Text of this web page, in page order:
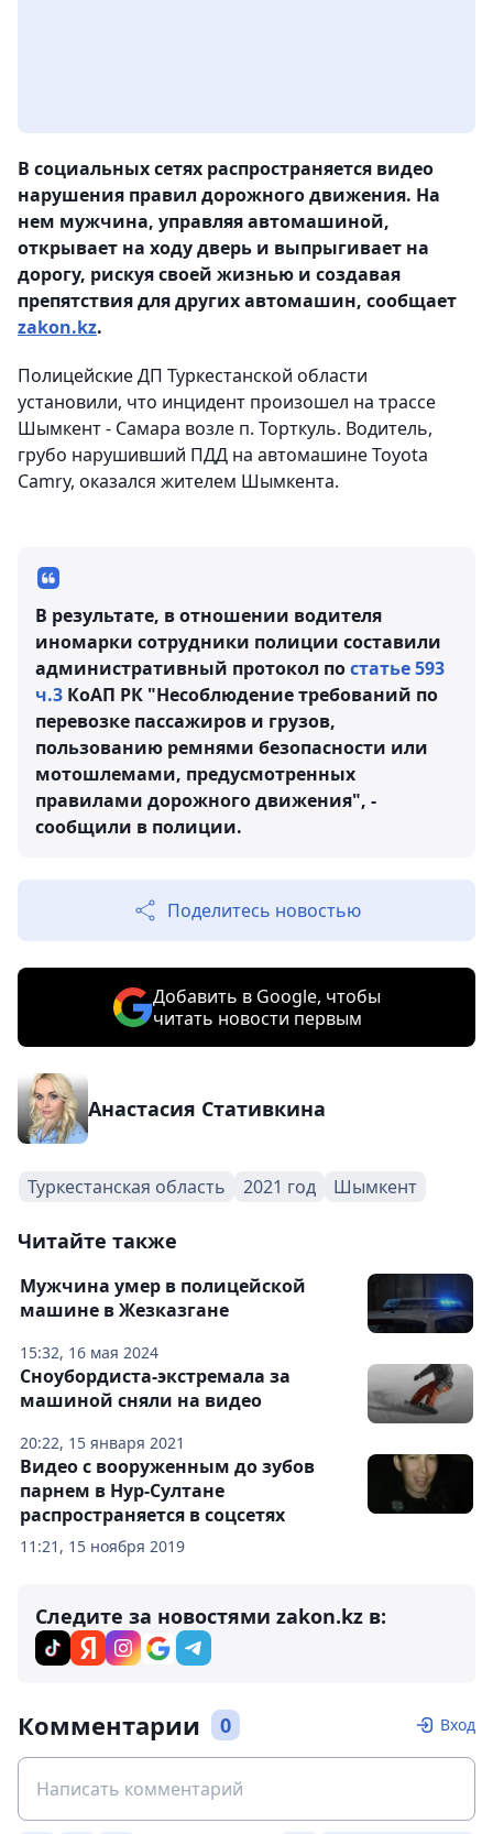
В социальных сетях распространяется видео
нарушения правил дорожного движения. На
нем мужчина, управляя автомашиной,
открывает на ходу дверь и выпрыгивает на
дорогу, рискуя своей жизнью и создавая
препятствия для других автомашин, сообщает
zakon.kz.
Полицейские ДП Туркестанской области
установили, что инцидент произошел на трассе
Шымкент - Самара возле п. Торткуль. Водитель,
грубо нарушивший ПДД на автомашине Toyota
Camry, оказался жителем Шымкента.
В результате, в отношении водителя
иномарки сотрудники полиции составили
административный протокол постатье 593
ч.3 КоАП РК "Несоблюдение требований по
перевозке пассажиров и грузов,
пользованию ремнями безопасности или
мотошлемами, предусмотренных
правилами дорожного движения", -
сообщили в полиции.
Поделитесь новостью
Добавить в Google, чтобы
читать новости первым
Анастасия Стативкина
Туркестанская область 2021 год Шымкент
Читайте также
15:32, 16 мая 2024
Мужчина умер в полицейской
машине в Жезказгане
20:22, 15 января 2021
Сноубордиста-экстремала за
машиной сняли на видео
11:21, 15 ноября 2019
Видео с вооруженным до зубов
парнем в Нур-Султане
распространяется в соцсетях
Следите за новостями zakon.kz в:
Комментарии 0 Вход